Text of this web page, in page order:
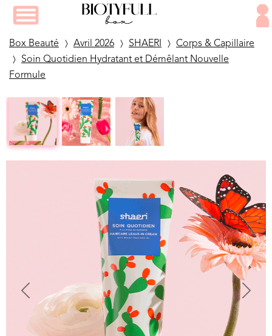
Box Beauté Avril 2026 SHAERI
Corps & Capillaire
Soin Quotidien Hydratant et Démêlant Nouvelle
Formule
Previous Next